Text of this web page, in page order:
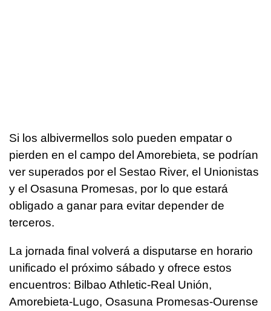
Si los albivermellos solo pueden empatar o
pierden en el campo del Amorebieta, se podrían
ver superados por el Sestao River, el Unionistas
y el Osasuna Promesas, por lo que estará
obligado a ganar para evitar depender de
terceros.
La jornada final volverá a disputarse en horario
unificado el próximo sábado y ofrece estos
encuentros: Bilbao Athletic-Real Unión,
Amorebieta-Lugo, Osasuna Promesas-Ourense